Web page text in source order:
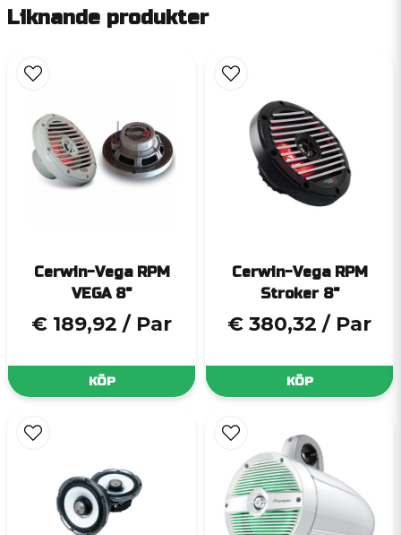
Liknande produkter
Cerwin-Vega RPM
VEGA 8"
€ 189,92 / Par
KÖP
Cerwin-Vega RPM
Stroker 8"
€ 380,32 / Par
KÖP